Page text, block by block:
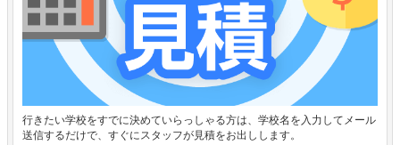
行きたい学校をすでに決めていらっしゃる方は、学校名を入力してメール
送信するだけで、すぐにスタッフが見積をお出しします。